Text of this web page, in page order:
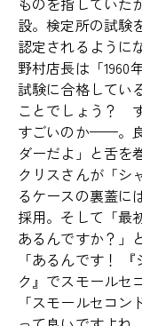
設。検定所の試験
認定されるように
野村店長は「1960
試験に合格してい
ことでしょう？
すごいのか——。
ダーだよ」と舌を
クリスさんが「シ
るケースの裏蓋に
採用。そして「最
あるんですか？」
「あるんです！
ク』でスモールセ
「スモールセコ